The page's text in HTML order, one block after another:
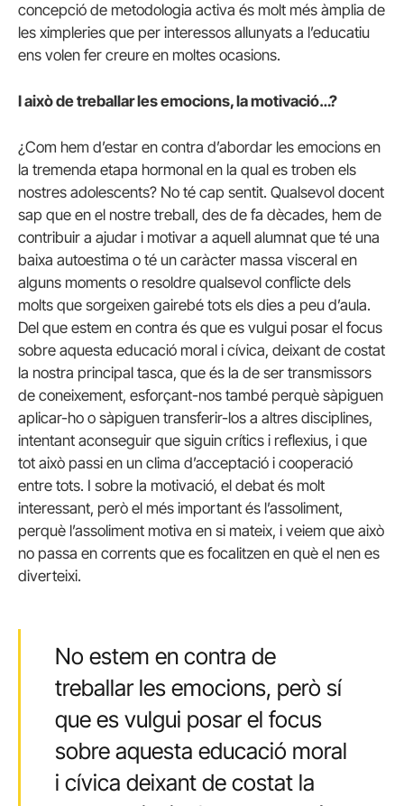
concepció de metodologia activa és molt més àmplia de
les ximpleries que per interessos allunyats a l’educatiu
ens volen fer creure en moltes ocasions.
I això de treballar les emocions, la motivació…?
¿Com hem d’estar en contra d’abordar les emocions en
la tremenda etapa hormonal en la qual es troben els
nostres adolescents? No té cap sentit. Qualsevol docent
sap que en el nostre treball, des de fa dècades, hem de
contribuir a ajudar i motivar a aquell alumnat que té una
baixa autoestima o té un caràcter massa visceral en
alguns moments o resoldre qualsevol conflicte dels
molts que sorgeixen gairebé tots els dies a peu d’aula.
Del que estem en contra és que es vulgui posar el focus
sobre aquesta educació moral i cívica, deixant de costat
la nostra principal tasca, que és la de ser transmissors
de coneixement, esforçant-nos també perquè sàpiguen
aplicar-ho o sàpiguen transferir-los a altres disciplines,
intentant aconseguir que siguin crítics i reflexius, i que
tot això passi en un clima d’acceptació i cooperació
entre tots. I sobre la motivació, el debat és molt
interessant, però el més important és l’assoliment,
perquè l’assoliment motiva en si mateix, i veiem que això
no passa en corrents que es focalitzen en què el nen es
diverteixi.
No estem en contra de
treballar les emocions, però sí
que es vulgui posar el focus
sobre aquesta educació moral
i cívica deixant de costat la